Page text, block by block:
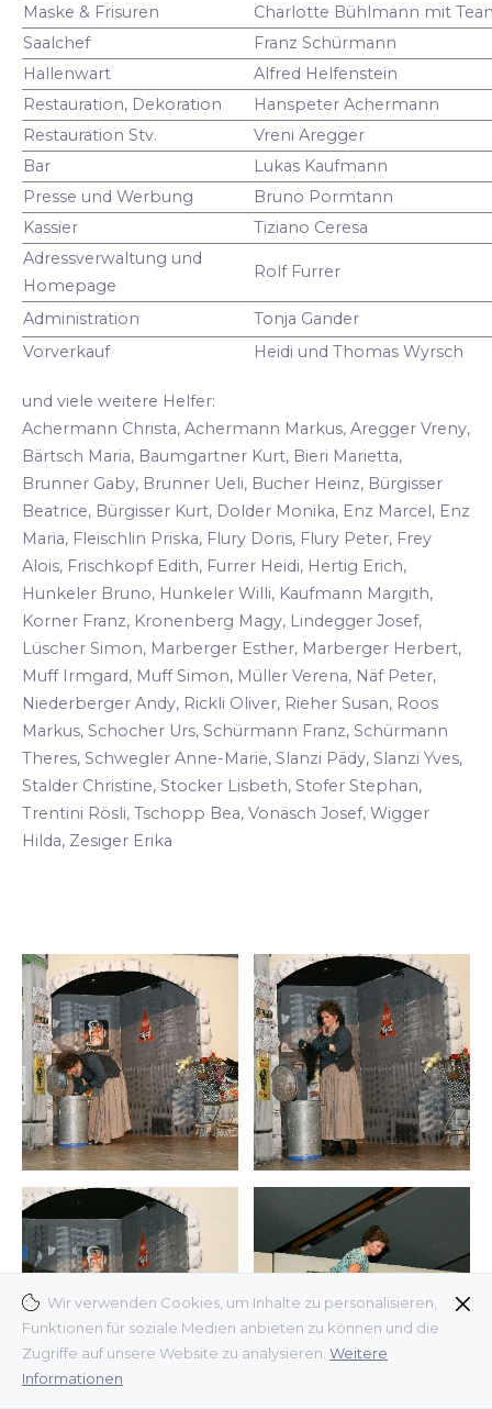
Wir verwenden Cookies, um Inhalte zu personalisieren,
Funktionen für soziale Medien anbieten zu können und die
Zugriffe auf unsere Website zu analysieren. Weitere
Informationen
Maske & Frisuren
Charlotte Bühlmann mit
Saalchef
Franz Schürmann
Hallenwart
Alfred Helfenstein
Restauration, Dekoration
Hanspeter Achermann
Restauration Stv.
Vreni Aregger
Bar
Lukas Kaufmann
Presse und Werbung
Bruno Pormtann
Kassier
Tiziano Ceresa
Adressverwaltung und
Homepage
Rolf Furrer
Administration
Tonja Gander
Vorverkauf
Heidi und Thomas Wyrsch
und viele weitere Helfer:
Achermann Christa, Achermann Markus, Aregger Vreny,
Bärtsch Maria, Baumgartner Kurt, Bieri Marietta,
Brunner Gaby, Brunner Ueli, Bucher Heinz, Bürgisser
Beatrice, Bürgisser Kurt, Dolder Monika, Enz Marcel, Enz
Maria, Fleischlin Priska, Flury Doris, Flury Peter, Frey
Alois, Frischkopf Edith, Furrer Heidi, Hertig Erich,
Hunkeler Bruno, Hunkeler Willi, Kaufmann Margith,
Korner Franz, Kronenberg Magy, Lindegger Josef,
Lüscher Simon, Marberger Esther, Marberger Herbert,
Muff Irmgard, Muff Simon, Müller Verena, Näf Peter,
Niederberger Andy, Rickli Oliver, Rieher Susan, Roos
Markus, Schocher Urs, Schürmann Franz, Schürmann
Theres, Schwegler Anne-Marie, Slanzi Pädy, Slanzi Yves,
Stalder Christine, Stocker Lisbeth, Stofer Stephan,
Trentini Rösli, Tschopp Bea, Vonäsch Josef, Wigger
Hilda, Zesiger Erika